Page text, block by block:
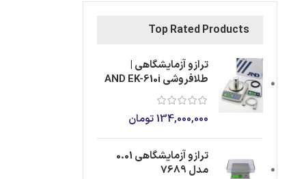
Top Rated Products
ترازو آزمایشگاهی |
طلافروشی AND EK-610i
134,000,000تومان
ترازو آزمایشگاهی 0.01
مدل 7689